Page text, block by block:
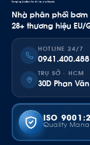
Nhà phân phối
28+ thương hiệu EU/
HOTLINE 24/7
0941.400.488
TRỤ SỞ · HCM
30D Phan
ISO
Quality